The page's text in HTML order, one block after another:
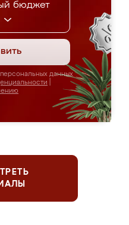
бюджет
данных